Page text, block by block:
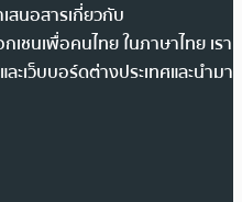
สนอสารเกี่ยวกับ
เชนเพื่อคนไทย ในภาษาไทย เรา
เว็บบอร์ดต่างประเทศและนำมา